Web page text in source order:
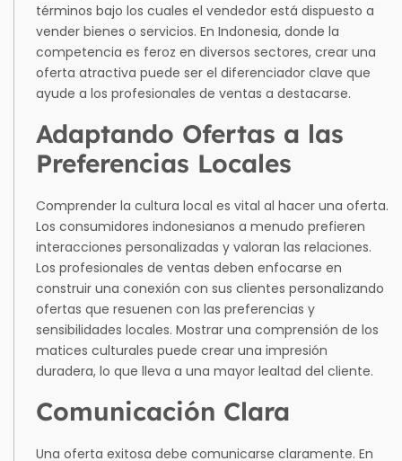
términos bajo los cuales el vendedor está dispuesto a
vender bienes o servicios. En Indonesia, donde la
competencia es feroz en diversos sectores, crear una
oferta atractiva puede ser el diferenciador clave que
ayude a los profesionales de ventas a destacarse.
Adaptando Ofertas a las
Preferencias Locales
Comprender la cultura local es vital al hacer una oferta.
Los consumidores indonesianos a menudo prefieren
interacciones personalizadas y valoran las relaciones.
Los profesionales de ventas deben enfocarse en
construir una conexión con sus clientes personalizando
ofertas que resuenen con las preferencias y
sensibilidades locales. Mostrar una comprensión de los
matices culturales puede crear una impresión
duradera, lo que lleva a una mayor lealtad del cliente.
Comunicación Clara
Una oferta exitosa debe comunicarse claramente. En